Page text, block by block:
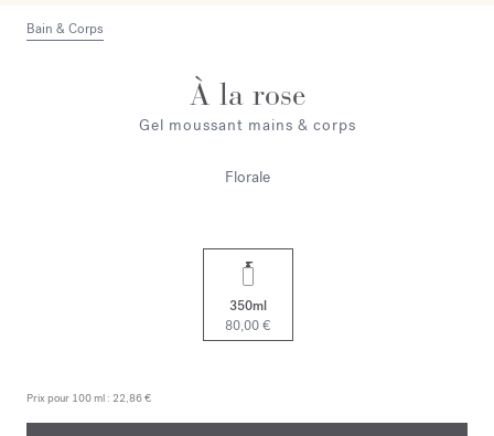
Bain & Corps
À la rose
Gel moussant mains & corps
Florale
350ml
80,00 €
Prix pour 100 ml : 22,86 €